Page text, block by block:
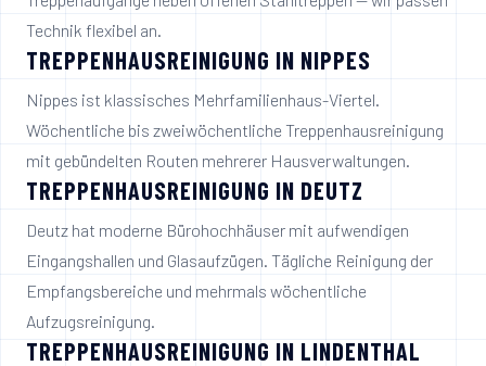
Technik flexibel an.
TREPPENHAUSREINIGUNG IN NIPPES
Nippes ist klassisches Mehrfamilienhaus-Viertel.
Wöchentliche bis zweiwöchentliche Treppenhausreinigung
mit gebündelten Routen mehrerer Hausverwaltungen.
TREPPENHAUSREINIGUNG IN DEUTZ
Deutz hat moderne Bürohochhäuser mit aufwendigen
Eingangshallen und Glasaufzügen. Tägliche Reinigung der
Empfangsbereiche und mehrmals wöchentliche
Aufzugsreinigung.
TREPPENHAUSREINIGUNG IN LINDENTHAL